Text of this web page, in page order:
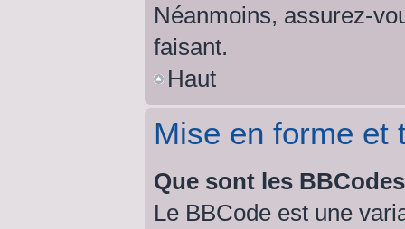
Néanmoins, assurez-
faisant.
Haut
Mise en forme et
Que sont les
Le BBCode est une